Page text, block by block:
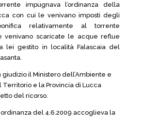
impugnava l’ordinanza della
con cui le venivano imposti degli
relativamente al torrente
venivano scaricate le acque reflue
lei gestito in località Falascaia del
giudizio il Ministero dell’Ambiente e
e la Provincia di Lucca
del ricorso.
del 4.6.2009 accoglieva la